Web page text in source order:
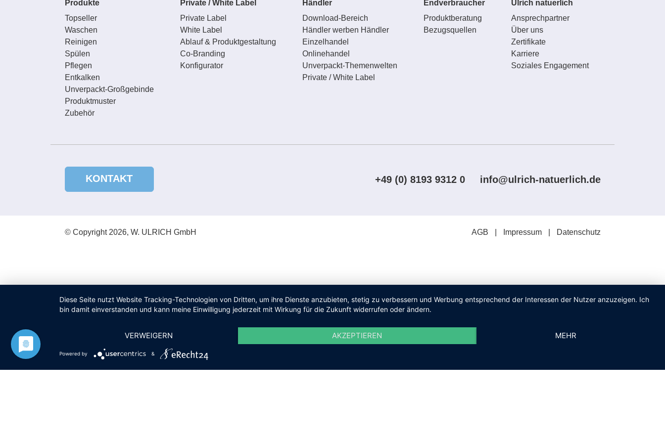
Produkte
Topseller
Waschen
Reinigen
Spülen
Pflegen
Entkalken
Unverpackt-Großgebinde
Produktmuster
Zubehör
Private / White Label
Private Label
White Label
Ablauf & Produktgestaltung
Co-Branding
Konfigurator
Händler
Download-Bereich
Händler werben Händler
Einzelhandel
Onlinehandel
Unverpackt-Themenwelten
Private / White Label
Endverbraucher
Produktberatung
Bezugsquellen
Ulrich natuerlich
Ansprechpartner
Über uns
Zertifikate
Karriere
Soziales Engagement
KONTAKT +49 (0) 8193 9312 0 info@ulrich-natuerlich.de
AGB Impressum Datenschutz
© Copyright 2026, W. ULRICH GmbH
Diese Seite nutzt Website Tracking-Technologien von Dritten, um ihre Dienste anzubieten, stetig zu verbessern und Werbung entsprechend der Interessen der Nutzer anzuzeigen. Ich
bin damit einverstanden und kann meine Einwilligung jederzeit mit Wirkung für die Zukunft widerrufen oder ändern.
VERWEIGERN AKZEPTIEREN MEHR
Powered by &